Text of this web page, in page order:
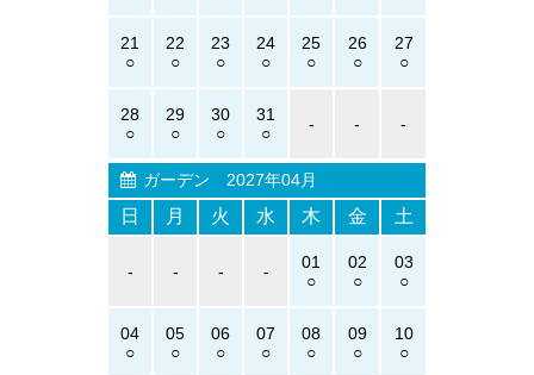
21 22 23 24 25 26 27
28 29 30 31 - - -
ガーデン 2027年04月
日 月 火 水 木 金 土
- - - - 01 02 03
04 05 06 07 08 09 10